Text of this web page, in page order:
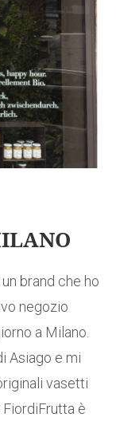
brand che ho
negozio
a Milano.
Asiago e mi
vasetti
è